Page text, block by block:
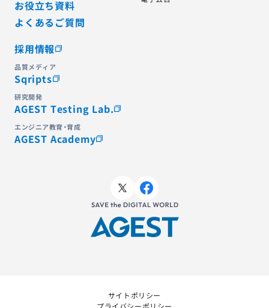
お役立ち資料
よくあるご質問
採用情報
品質メディア
Sqripts
研究開発
AGEST Testing Lab.
エンジニア教育・育成
AGEST Academy
サイトポリシー
プライバシーポリシー